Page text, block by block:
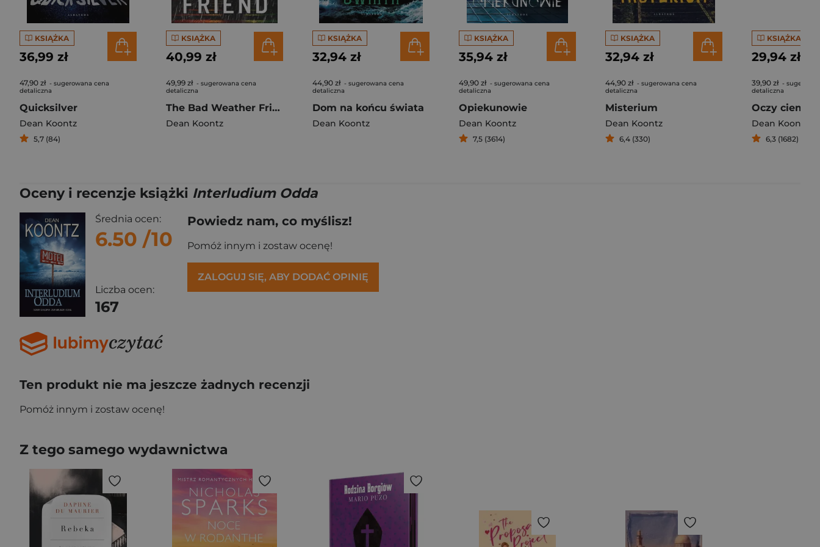
KSIĄŻKA
36,99 zł
47,90 zł - sugerowana cena
detaliczna
Quicksilver
Dean Koontz
5,7 (84)
KSIĄŻKA
40,99 zł
49,99 zł - sugerowana cena
detaliczna
The Bad Weather Friend wer. angielska
Dean Koontz
KSIĄŻKA
32,94 zł
44,90 zł - sugerowana cena
detaliczna
Dom na końcu świata
Dean Koontz
KSIĄŻKA
35,94 zł
49,90 zł - sugerowana cena
detaliczna
Opiekunowie
Dean Koontz
7,5 (3614)
KSIĄŻKA
32,94 zł
44,90 zł - sugerowana cena
detaliczna
Misterium
Dean Koontz
6,4 (330)
KSIĄŻKA
29,94 zł
39,90 zł -
detaliczna
Oczy
Dean Koontz
6,3 (1682)
Oceny i recenzje książki Interludium Odda
Średnia ocen:
6.50 /10
Liczba ocen:
167
Powiedz nam, co myślisz!
Pomóż innym i zostaw ocenę!
ZALOGUJ SIĘ, ABY DODAĆ OPINIĘ
Ten produkt nie ma jeszcze żadnych recenzji
Pomóż innym i zostaw ocenę!
Z tego samego wydawnictwa